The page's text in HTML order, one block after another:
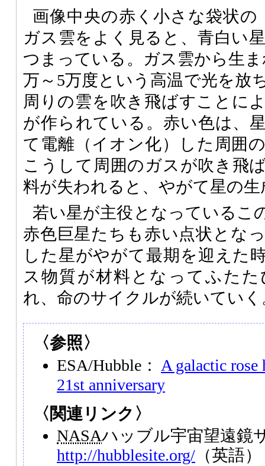
画像中央の赤く小さな袋状の
ガス雲をよく見ると、青白い
つまっている。ガス雲から生
万～5万度という高温で光を放
周りの雲を吹き飛ばすことに
が作られている。赤い色は、
て電離（イオン化）した周囲
こうして周囲のガスが吹き飛
料が失われると、やがて星の
若い星が主役となっているこ
赤色巨星たちも赤い点状とな
した星がやがて最期を迎えた
ス物質が材料となってふた
れ、命のサイクルが続いていく
〈参照〉
ESA/Hubble： A galactic
21st anniversary
〈関連リンク〉
NASAハッブル宇宙望遠鏡
http://hubblesite.org/ （英語）